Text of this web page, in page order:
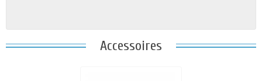
Accessoires